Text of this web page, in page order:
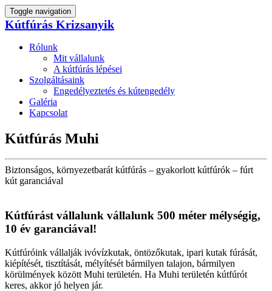
Toggle navigation
Kútfúrás Krizsanyik
Rólunk
Mit vállalunk
A kútfúrás lépései
Szolgáltásaink
Engedélyeztetés és kútengedély
Galéria
Kapcsolat
Kútfúrás Muhi
Biztonságos, környezetbarát kútfúrás – gyakorlott kútfúrók – fúrt
kút garanciával
Kútfúrást vállalunk vállalunk 500 méter mélységig,
10 év garanciával!
Kútfúróink vállalják ivóvízkutak, öntözőkutak, ipari kutak fúrását,
kiépítését, tisztítását, mélyítését bármilyen talajon, bármilyen
körülmények között Muhi területén. Ha Muhi területén kútfúrót
keres, akkor jó helyen jár.